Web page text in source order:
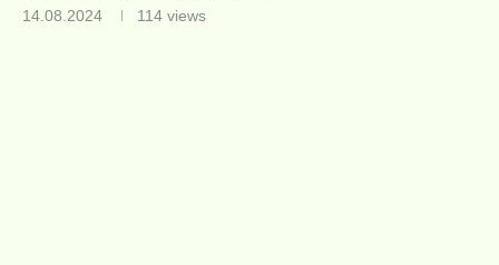
14.08.2024 114 views